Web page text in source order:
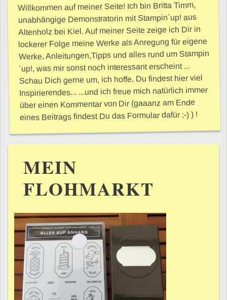
Willkommen auf meiner Seite! Ich bin Britta Timm,
unabhängige Demonstratorin mit Stampin´up! aus
Altenholz bei Kiel. Auf meiner Seite zeige ich Dir in
lockerer Folge meine Werke als Anregung für eigene
Werke, Anleitungen,Tipps und alles rund um Stampin
´up!, was mir sonst noch interessant erscheint ...
Schau Dich gerne um, ich hoffe, Du findest hier viel
Inspirierendes... ...und ich freue mich natürlich immer
über einen Kommentar von Dir (gaaanz am Ende
eines Beitrags findest Du das Formular dafür ;-) ) !
MEIN
FLOHMARKT